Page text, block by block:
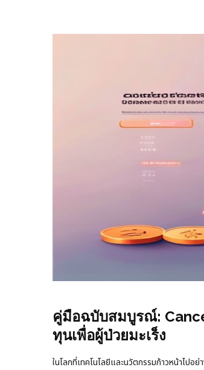
คู่มือฉบับสมบูรณ์:
ทุนเพื่อผู้ป่วยมะเร็ง
ในโลกที่เทคโนโลยีและนวัตกรรมก้าวหน้าไป